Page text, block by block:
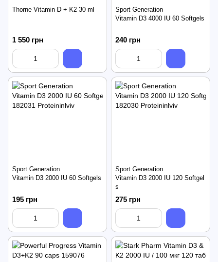
Thorne Vitamin D + K2 30 ml
1 550 грн
Sport Generation
Vitamin D3 4000 IU 60 Softgels
240 грн
Sport Generation
Vitamin D3 2000 IU 60 Softgels
195 грн
Sport Generation
Vitamin D3 2000 IU 120 Softgel
s
275 грн